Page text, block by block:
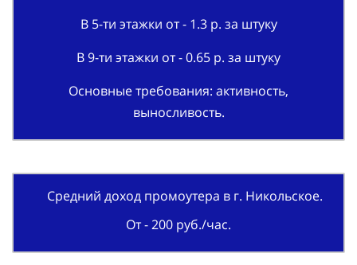
В 5-ти этажки от - 1.3 р. за штуку
В 9-ти этажки от - 0.65 р. за штуку
Основные требования: активность,
выносливость.
Средний доход промоутера в г. Никольское.
От - 200 руб./час.